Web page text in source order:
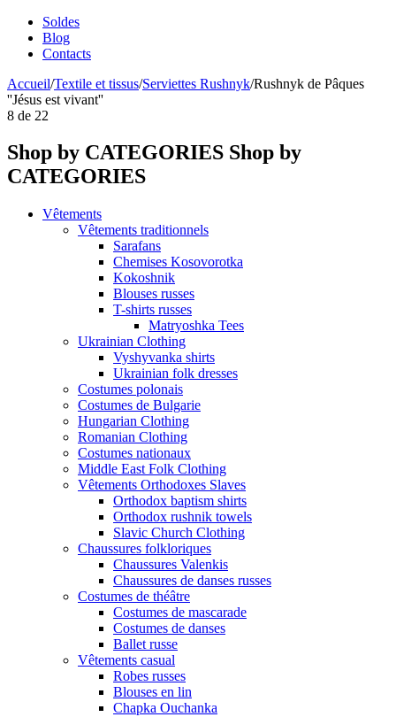
Soldes
Blog
Contacts
Accueil/Textile et tissus/Serviettes Rushnyk/Rushnyk de Pâques
''Jésus est vivant''
8 de 22
Shop by CATEGORIES Shop by
CATEGORIES
Vêtements
Vêtements traditionnels
Sarafans
Chemises Kosovorotka
Kokoshnik
Blouses russes
T-shirts russes
Matryoshka Tees
Ukrainian Clothing
Vyshyvanka shirts
Ukrainian folk dresses
Costumes polonais
Costumes de Bulgarie
Hungarian Clothing
Romanian Clothing
Costumes nationaux
Middle East Folk Clothing
Vêtements Orthodoxes Slaves
Orthodox baptism shirts
Orthodox rushnik towels
Slavic Church Clothing
Chaussures folkloriques
Chaussures Valenkis
Chaussures de danses russes
Costumes de théâtre
Costumes de mascarade
Costumes de danses
Ballet russe
Vêtements casual
Robes russes
Blouses en lin
Chapka Ouchanka